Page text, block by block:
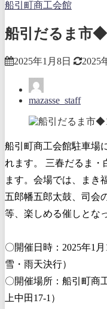
船引町商工会館
船引だるま市
2025年1月8日 2025
mazasse_staff
船引町商工会館駐車場
れます。 三春だるま・
ます。会場では、まき
五郎幡五郎太鼓、司会
等、楽しめる催しとな
〇開催日時：2025年1
雪・雨天決行）
〇開催場所：船引町商
上中田17-1）